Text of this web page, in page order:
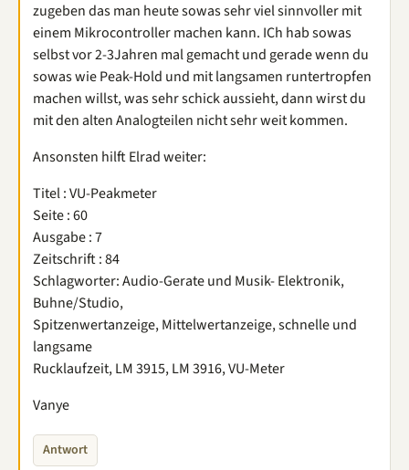
zugeben das man heute sowas sehr viel sinnvoller mit
einem Mikrocontroller machen kann. ICh hab sowas
selbst vor 2-3Jahren mal gemacht und gerade wenn du
sowas wie Peak-Hold und mit langsamen runtertropfen
machen willst, was sehr schick aussieht, dann wirst du
mit den alten Analogteilen nicht sehr weit kommen.
Ansonsten hilft Elrad weiter:
Titel : VU-Peakmeter
Seite : 60
Ausgabe : 7
Zeitschrift : 84
Schlagworter: Audio-Gerate und Musik- Elektronik,
Buhne/Studio,
Spitzenwertanzeige, Mittelwertanzeige, schnelle und
langsame
Rucklaufzeit, LM 3915, LM 3916, VU-Meter
Vanye
Antwort